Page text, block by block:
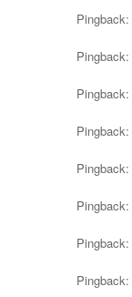
Pingback:
Pingback:
Pingback:
Pingback:
Pingback:
Pingback:
Pingback:
Pingback: